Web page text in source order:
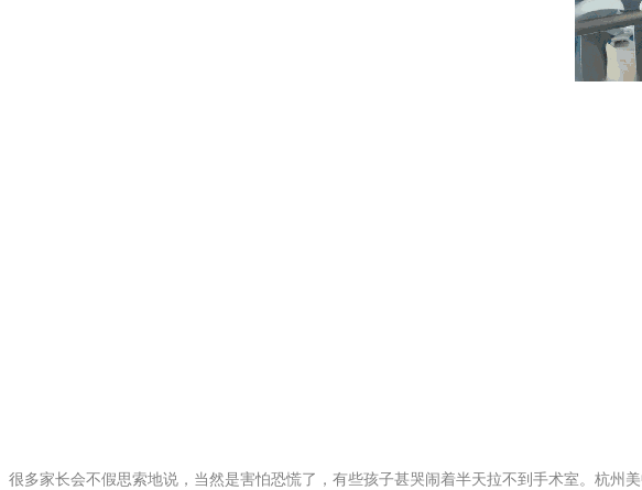
很多家长会不假思索地说，当然是害怕恐慌了，有些孩子甚哭闹着半天拉不到手术室。杭